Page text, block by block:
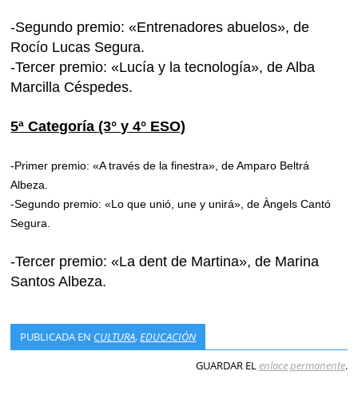
-Segundo premio: «Entrenadores abuelos», de
Rocío Lucas Segura.
-Tercer premio: «Lucía y la tecnología», de Alba
Marcilla Céspedes.
5ª Categoría (3° y 4° ESO)
-Primer premio: «A través de la finestra», de Amparo Beltrá
Albeza.
-Segundo premio: «Lo que unió, une y unirá», de Àngels Cantó
Segura.
-Tercer premio: «La dent de Martina», de Marina
Santos Albeza.
PUBLICADA EN CULTURA,EDUCACIÓN
GUARDAR ELenlace permanente.